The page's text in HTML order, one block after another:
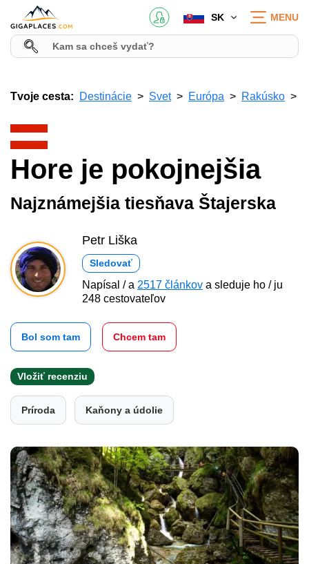
SK MENU
Tvoje cesta: Destinácie Svet Európa Rakúsko
Hore je pokojnejšia
Najznámejšia tiesňava Štajerska
Petr Liška
Sledovať
Napísal / a 2517 článkov a sleduje ho / ju
248 cestovateľov
Bol som tam Chcem tam
Vložiť recenziu
Príroda Kaňony a údolie